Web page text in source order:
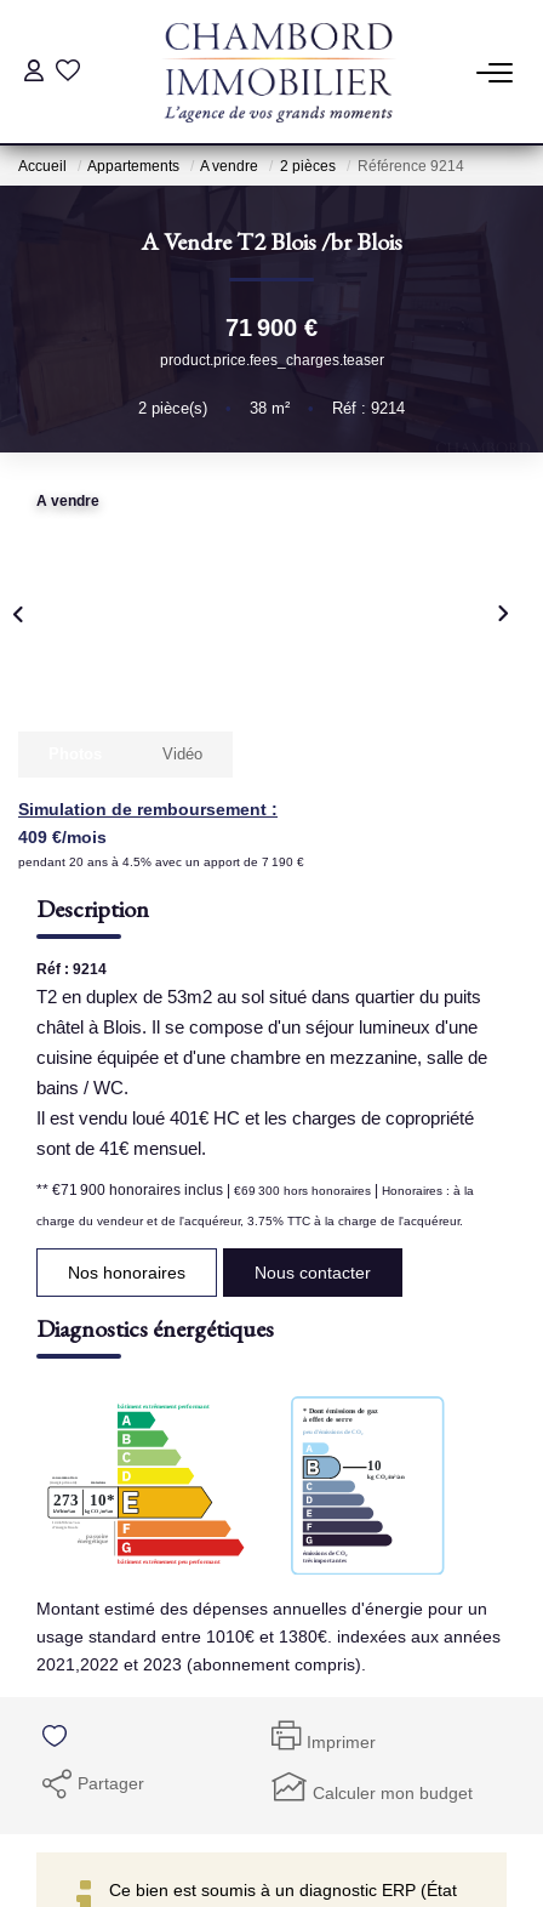
ACHAT
Pré-Estimation
Estimation Par Un Professionnel
GESTION
Contact
Accueil Appartements A vendre 2 pièces Référence 9214
A Vendre T2 Blois/brBlois
71 900 €
product.price.fees_charges.teaser
2 pièce(s) • 38 m² • Réf : 9214
A vendre
Simulation de remboursement :
409 €/mois
pendant 20 ans à 4.5% avec un apport de 7 190 €
Vidéo
Description
Réf : 9214
T2 en duplex de 53m2 au sol situé dans quartier du puits
châtel à Blois. Il se compose d'un séjour lumineux d'une
cuisine équipée et d'une chambre en mezzanine, salle de
bains / WC.
Il est vendu loué 401€ HC et les charges de copropriété
sont de 41€ mensuel.
** €71 900 honoraires inclus | €69 300 hors honoraires | Honoraires : à la
charge du vendeur et de l'acquéreur, 3.75% TTC à la charge de l'acquéreur.
Nos honoraires Nous contacter
Diagnostics énergétiques
Montant estimé des dépenses annuelles d'énergie pour un
usage standard entre 1010€ et 1380€. indexées aux années
2021,2022 et 2023 (abonnement compris).
Imprimer
Partager Calculer mon budget
Ce bien est soumis à un diagnostic ERP (État